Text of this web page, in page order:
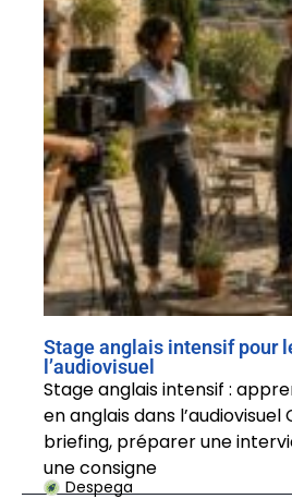
Stage anglais intensif pour
l’audiovisuel
Stage anglais intensif :
en anglais dans
briefing, préparer une
une consigne
Despega